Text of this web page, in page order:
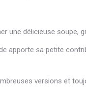
une délicieuse soupe,
apporte sa petite
versions et